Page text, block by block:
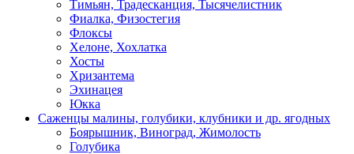
Тимьян, Традесканция, Тысячелистник
Фиалка, Физостегия
Флоксы
Хелоне, Хохлатка
Хосты
Хризантема
Эхинацея
Юкка
Саженцы малины, голубики, клубники и др. ягодных
Боярышник, Виноград, Жимолость
Голубика